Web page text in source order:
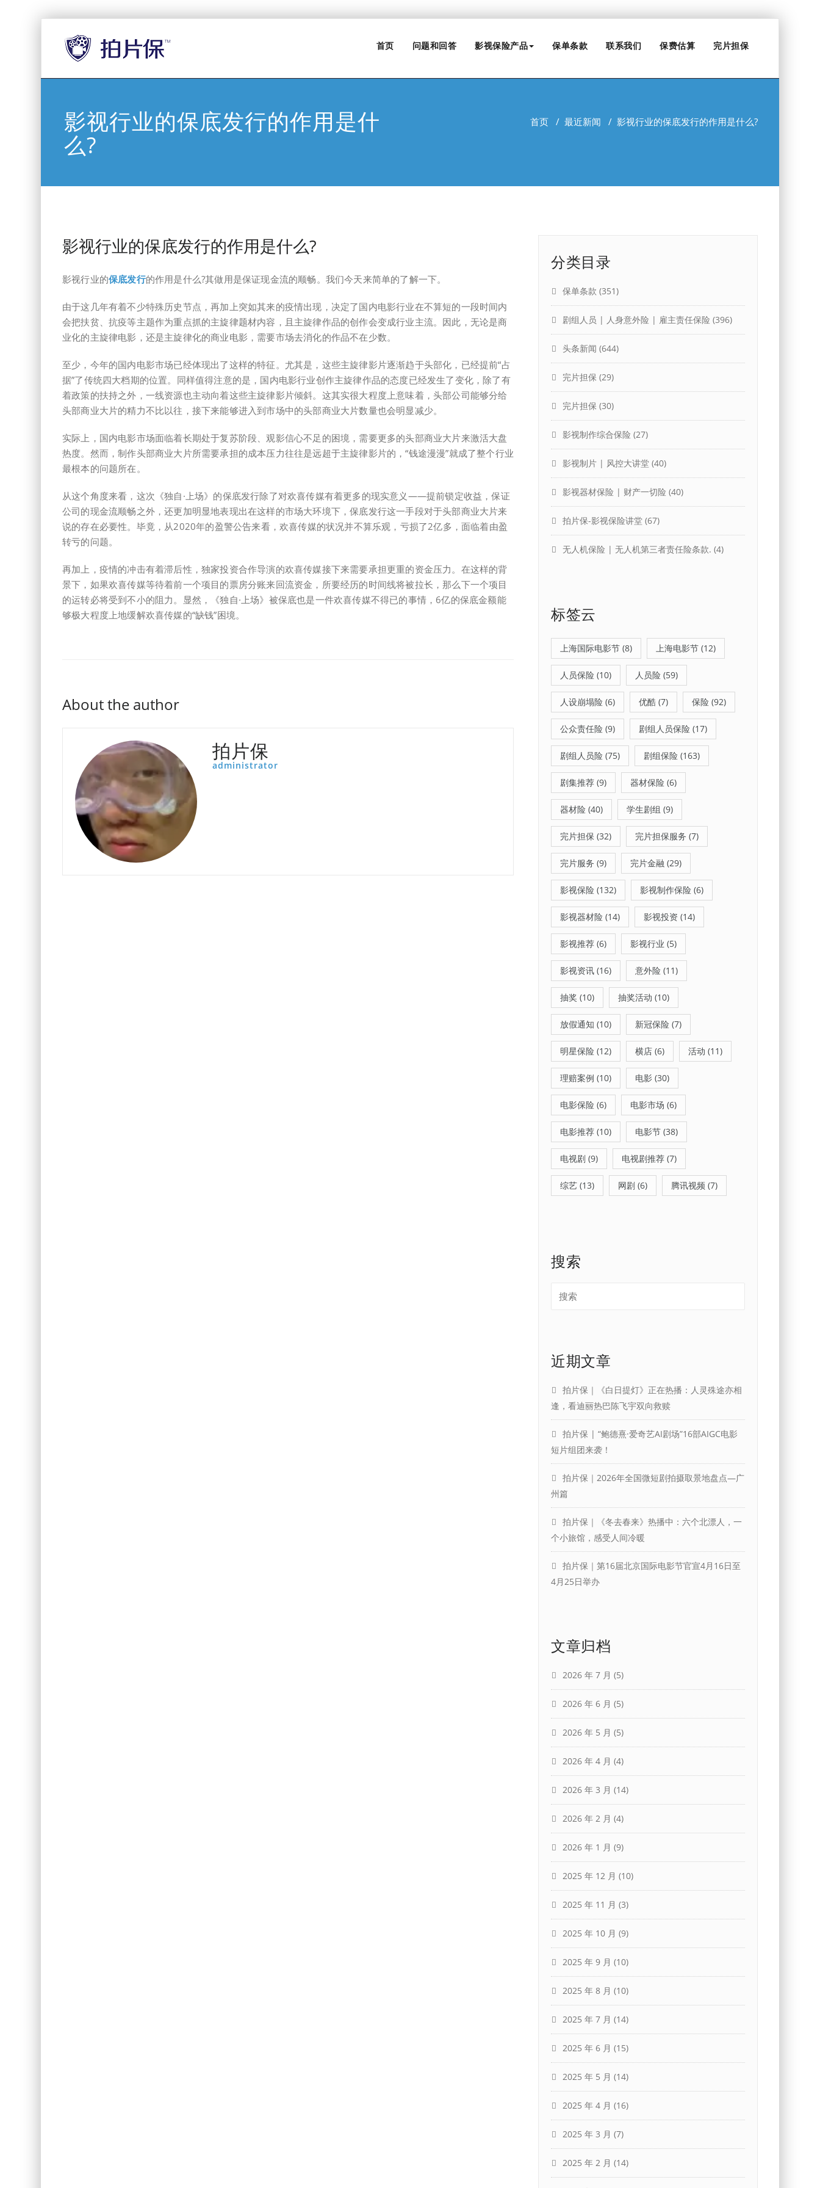
首页 问题和回答 影视保险产品 保单条款 联系我们 保费估算 完片担保
影视行业的保底发行的作用是什
么?
首页 / 最近新闻 / 影视行业的保底发行的作用是什么?
影视行业的保底发行的作用是什么?
影视行业的保底发行的作用是什么?其做用是保证现金流的顺畅。我们今天来简单的了解一下。
由于这几年有着不少特殊历史节点，再加上突如其来的疫情出现，决定了国内电影行业在不算短的一段时间内
会把扶贫、抗疫等主题作为重点抓的主旋律题材内容，且主旋律作品的创作会变成行业主流。因此，无论是商
业化的主旋律电影，还是主旋律化的商业电影，需要市场去消化的作品不在少数。
至少，今年的国内电影市场已经体现出了这样的特征。尤其是，这些主旋律影片逐渐趋于头部化，已经提前“占
据”了传统四大档期的位置。同样值得注意的是，国内电影行业创作主旋律作品的态度已经发生了变化，除了有
着政策的扶持之外，一线资源也主动向着这些主旋律影片倾斜。这其实很大程度上意味着，头部公司能够分给
头部商业大片的精力不比以往，接下来能够进入到市场中的头部商业大片数量也会明显减少。
实际上，国内电影市场面临着长期处于复苏阶段、观影信心不足的困境，需要更多的头部商业大片来激活大盘
热度。然而，制作头部商业大片所需要承担的成本压力往往是远超于主旋律影片的，“钱途漫漫”就成了整个行业
最根本的问题所在。
从这个角度来看，这次《独自·上场》的保底发行除了对欢喜传媒有着更多的现实意义——提前锁定收益，保证
公司的现金流顺畅之外，还更加明显地表现出在这样的市场大环境下，保底发行这一手段对于头部商业大片来
说的存在必要性。毕竟，从2020年的盈警公告来看，欢喜传媒的状况并不算乐观，亏损了2亿多，面临着由盈
转亏的问题。
再加上，疫情的冲击有着滞后性，独家投资合作导演的欢喜传媒接下来需要承担更重的资金压力。在这样的背
景下，如果欢喜传媒等待着前一个项目的票房分账来回流资金，所要经历的时间线将被拉长，那么下一个项目
的运转必将受到不小的阻力。显然，《独自·上场》被保底也是一件欢喜传媒不得已的事情，6亿的保底金额能
够极大程度上地缓解欢喜传媒的“缺钱”困境。
About the author
拍片保
administrator
分类目录
保单条款 (351)
剧组人员 | 人身意外险 | 雇主责任保险 (396)
头条新闻 (644)
完片担保 (29)
完片担保 (30)
影视制作综合保险 (27)
影视制片 | 风控大讲堂 (40)
影视器材保险 | 财产一切险 (40)
拍片保-影视保险讲堂 (67)
无人机保险 | 无人机第三者责任险条款. (4)
标签云
上海国际电影节 (8) 上海电影节 (12)
人员保险 (10) 人员险 (59)
人设崩塌险 (6) 优酷 (7) 保险 (92)
公众责任险 (9) 剧组人员保险 (17)
剧组人员险 (75) 剧组保险 (163)
剧集推荐 (9) 器材保险 (6)
器材险 (40) 学生剧组 (9)
完片担保 (32) 完片担保服务 (7)
完片服务 (9) 完片金融 (29)
影视保险 (132) 影视制作保险 (6)
影视器材险 (14) 影视投资 (14)
影视推荐 (6) 影视行业 (5)
影视资讯 (16) 意外险 (11)
抽奖 (10) 抽奖活动 (10)
放假通知 (10) 新冠保险 (7)
明星保险 (12) 横店 (6) 活动 (11)
理赔案例 (10) 电影 (30)
电影保险 (6) 电影市场 (6)
电影推荐 (10) 电影节 (38)
电视剧 (9) 电视剧推荐 (7)
综艺 (13) 网剧 (6) 腾讯视频 (7)
搜索
近期文章
拍片保｜《白日提灯》正在热播：人灵殊途亦相
逢，看迪丽热巴陈飞宇双向救赎
拍片保 | “鲍德熹·爱奇艺AI剧场”16部AIGC电影
短片组团来袭！
拍片保｜2026年全国微短剧拍摄取景地盘点—广
州篇
拍片保｜《冬去春来》热播中：六个北漂人，一
个小旅馆，感受人间冷暖
拍片保｜第16届北京国际电影节官宣4月16日至
4月25日举办
文章归档
2026 年 7 月 (5)
2026 年 6 月 (5)
2026 年 5 月 (5)
2026 年 4 月 (4)
2026 年 3 月 (14)
2026 年 2 月 (4)
2026 年 1 月 (9)
2025 年 12 月 (10)
2025 年 11 月 (3)
2025 年 10 月 (9)
2025 年 9 月 (10)
2025 年 8 月 (10)
2025 年 7 月 (14)
2025 年 6 月 (15)
2025 年 5 月 (14)
2025 年 4 月 (16)
2025 年 3 月 (7)
2025 年 2 月 (14)